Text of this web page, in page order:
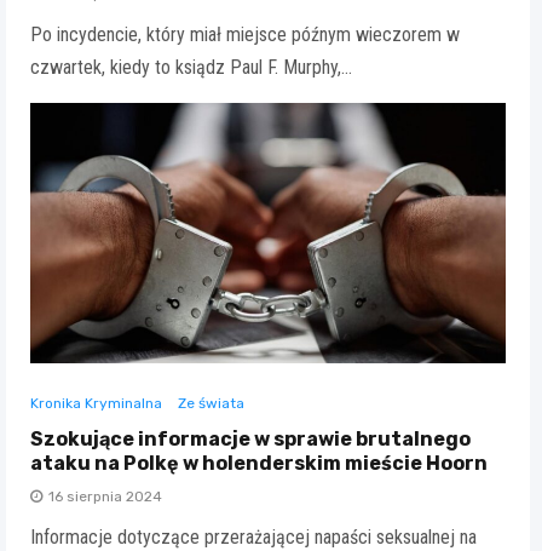
Po incydencie, który miał miejsce późnym wieczorem w
czwartek, kiedy to ksiądz Paul F. Murphy,…
Kronika Kryminalna Ze świata
Szokujące informacje w sprawie brutalnego
ataku na Polkę w holenderskim mieście Hoorn
16 sierpnia 2024
Informacje dotyczące przerażającej napaści seksualnej na